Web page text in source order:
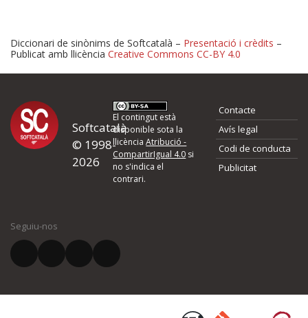
Proposeu-nos millores o
d'errors
Si heu trobat un error o voleu proposar alguna millora, ompliu els
quina és la millora que proposeu o l'error del qual voleu informar-
El vostre correu electrònic *
Diccionari de sinònims de Softcatalà – Presentació i crèdits –
Publicat amb llicència Creative Commons CC-BY 4.0
Softcatalà
© 1998-
2026
El contingut està
disponible sota la
llicènciaAtribució -
CompartirIgual 4.0 si
no s'indica el
contrari.
Contacte
Avís legal
Codi de conducta
Publicitat
Seguiu-nos